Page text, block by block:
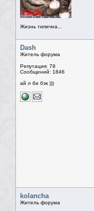
Жизнь типична...
Dash
Житель форума
Репутация: 79
Сообщений: 1846
ай л би бэк )))
kolancha
Житель форума